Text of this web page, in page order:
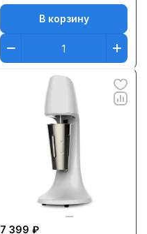
В корзину
7 399 ₽